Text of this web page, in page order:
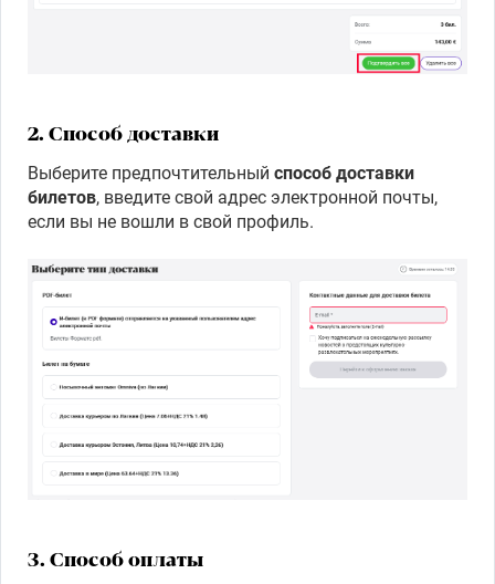
2. Способ доставки
Выберите предпочтительный способ доставки
билетов, введите свой адрес электронной почты,
если вы не вошли в свой профиль.
3. Способ оплаты